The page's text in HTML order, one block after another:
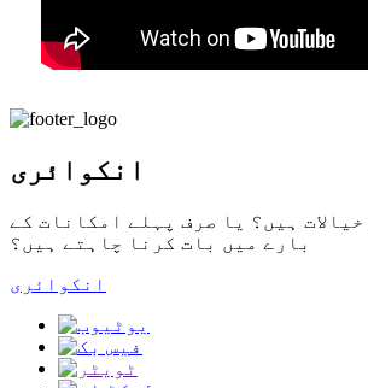
انکوائری
ہیں؟ یا صرف پہلے امکانات کے
بارے میں بات کرنا چاہتے ہیں؟
انکوائری